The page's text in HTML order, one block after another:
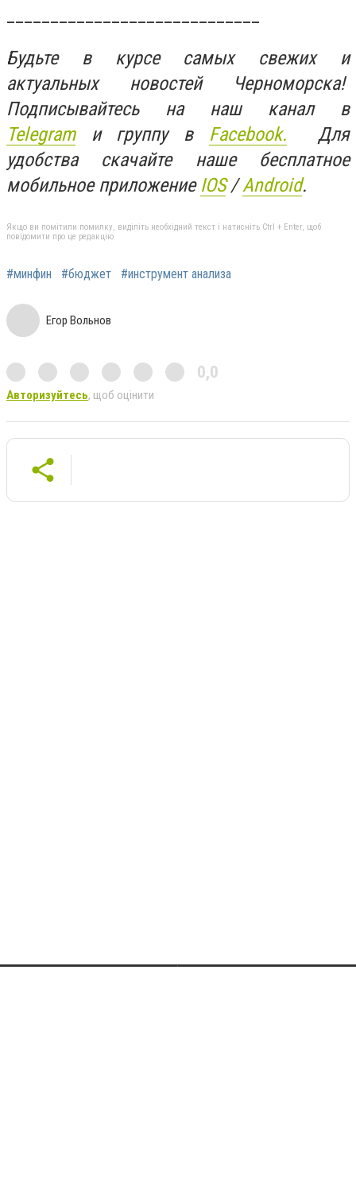
Будьте в курсе самых свежих и
актуальных новостей Черноморска!
Подписывайтесь на наш канал в
Telegramи группу в Facebook. Для
удобства скачайте наше бесплатное
мобильное приложение IOS/Android.
Якщо ви помітили помилку, виділіть необхідний текст і натисніть Ctrl + Enter, щоб
повідомити про це редакцію
#минфин #бюджет #инструмент анализа
Егор Вольнов
0,0
Авторизуйтесь, щоб оцінити